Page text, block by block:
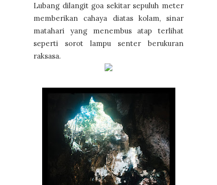
Lubang dilangit goa sekitar sepuluh meter
memberikan cahaya diatas kolam, sinar
matahari yang menembus atap terlihat
seperti sorot lampu senter berukuran
raksasa.